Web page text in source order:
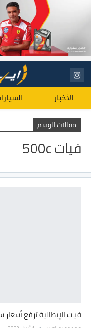
الأخبار
مقالات الوسم
فيات 500c
فيات الإيطالية ترفع